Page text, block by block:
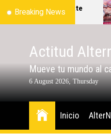
Breaking News Antes de
2026,
podrás
Actitud
Mueve tu mundo al
6 August 2026, Thursday
Inicio